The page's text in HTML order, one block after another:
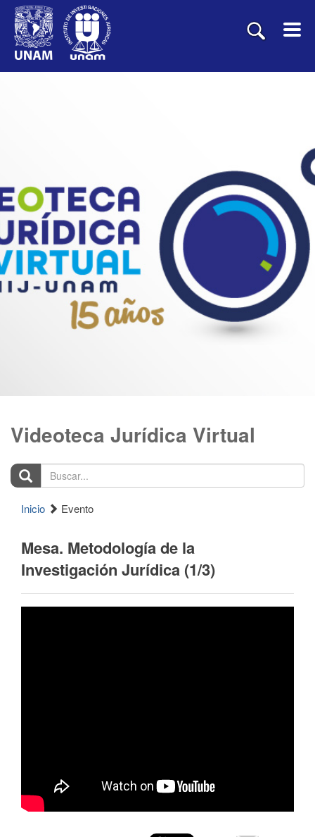
Videoteca Jurídica Virtual
Buscar...
Inicio Evento
Mesa. Metodología de la
Investigación Jurídica (1/3)